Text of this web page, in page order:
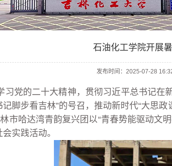
石油化工学院开展
发布时间：2025-07-28
习党的二十大精神，贯彻习近平总书记在
记脚步看吉林”的号召，推动新时代“大思
市哈达湾青韵复兴团以“青春势能驱动文
会实践活动。